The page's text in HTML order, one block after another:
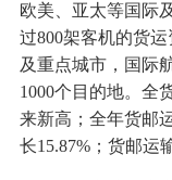
欧美、亚太等国际
过800架客机的货
及重点城市，国际
1000个目的地。全
来新高；全年货邮
长15.87%；货邮运